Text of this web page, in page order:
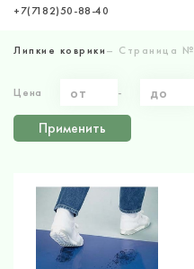
+7(7182)50-88-40
Липкие коврики– Страница №
Цена -
Применить